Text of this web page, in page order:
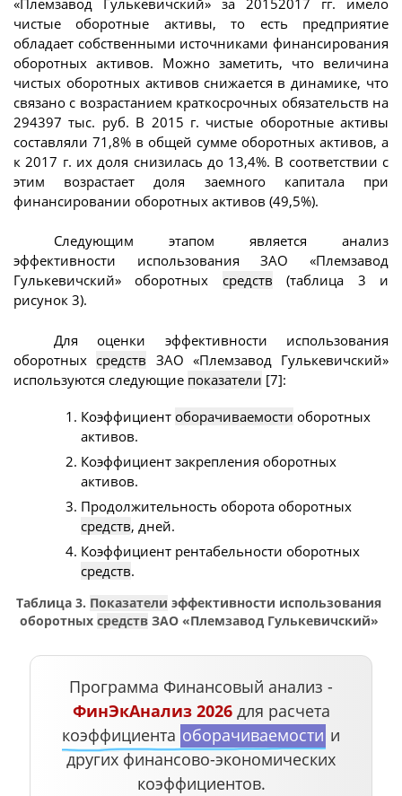
чистые оборотные активы, то есть предприятие
обладает собственными источниками финансирования
оборотных активов. Можно заметить, что величина
чистых оборотных активов снижается в динамике, что
связано с возрастанием краткосрочных обязательств на
294397 тыс. руб. В 2015 г. чистые оборотные активы
составляли 71,8% в общей сумме оборотных активов, а
к 2017 г. их доля снизилась до 13,4%. В соответствии с
этим возрастает доля заемного капитала при
финансировании оборотных активов (49,5%).
Следующим этапом является анализ
эффективности использования ЗАО «Племзавод
Гулькевичский» оборотных средств (таблица 3 и
рисунок 3).
Для оценки эффективности использования
оборотных средств ЗАО «Племзавод Гулькевичский»
используются следующие показатели [7]:
Коэффициент оборачиваемости оборотных
активов.
Коэффициент закрепления оборотных
активов.
Продолжительность оборота оборотных
средств, дней.
Коэффициент рентабельности оборотных
средств.
Таблица 3. Показатели эффективности использования
оборотных средствЗАО «Племзавод Гулькевичский»
Программа Финансовый анализ -
ФинЭкАнализ 2026для расчета
коэффициента оборачиваемости и
других финансово-экономических
коэффициентов.